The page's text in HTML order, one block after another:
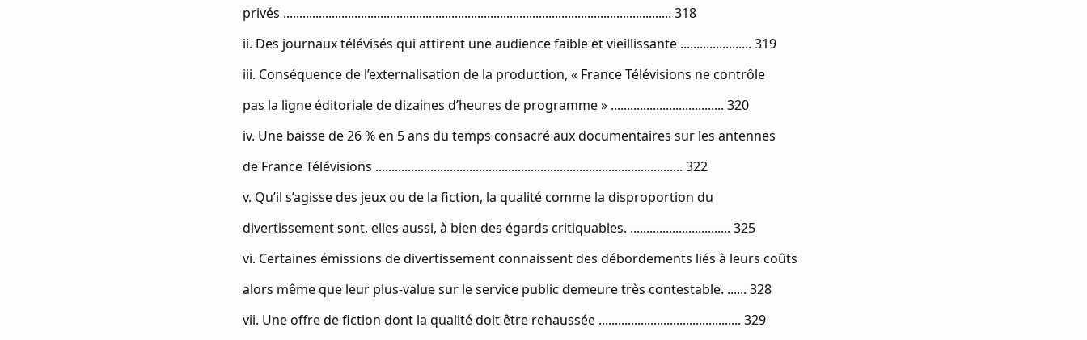
privés ........................................................................................................................ 318
ii. Des journaux télévisés qui attirent une audience faible et vieillissante ...................... 319
iii. Conséquence de l’externalisation de la production, « France Télévisions ne contrôle
pas la ligne éditoriale de dizaines d’heures de programme » ................................... 320
iv. Une baisse de 26 % en 5 ans du temps consacré aux documentaires sur les antennes
de France Télévisions ............................................................................................... 322
v. Qu’il s’agisse des jeux ou de la fiction, la qualité comme la disproportion du
divertissement sont, elles aussi, à bien des égards critiquables. ............................... 325
vi. Certaines émissions de divertissement connaissent des débordements liés à leurs coûts
alors même que leur plus-value sur le service public demeure très contestable. ...... 328
vii. Une offre de fiction dont la qualité doit être rehaussée ............................................ 329